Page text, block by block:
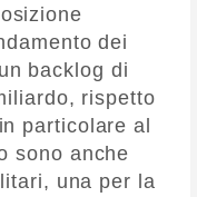
dei
backlog di
rispetto
particolare al
sono anche
una per la